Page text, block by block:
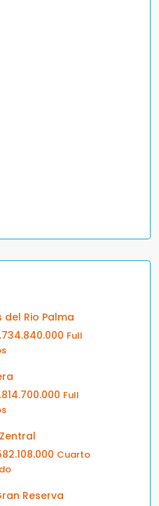
del Rio Palma
Full
Full
Cuarto
Reserva